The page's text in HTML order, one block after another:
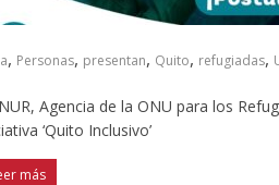
, Personas, presentan, Quito, refugiadas,
Agencia de la ONU para los
‘Quito Inclusivo’
más